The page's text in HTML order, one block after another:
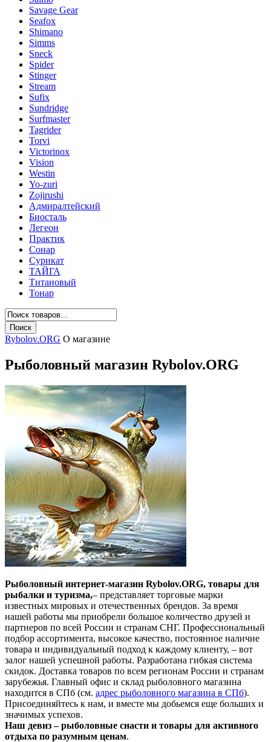
Savage Gear
Seafox
Shimano
Simms
Sneck
Spider
Stinger
Stream
Sufix
Sundridge
Surfmaster
Tagrider
Torvi
Victorinox
Vision
Westin
Yo-zuri
Zojirushi
Адмиралтейский
Биосталь
Легеон
Практик
Сонар
Сурикат
ТАЙГА
Титановый
Тонар
Rybolov.ORG О магазине
Рыболовный магазин Rybolov.ORG
Рыболовный интернет-магазин Rybolov.ORG, товары для
рыбалки и туризма,– представляет торговые марки
известных мировых и отечественных брендов. За время
нашей работы мы приобрели большое количество друзей и
партнеров по всей России и странам СНГ. Профессиональный
подбор ассортимента, высокое качество, постоянное наличие
товара и индивидуальный подход к каждому клиенту, – вот
залог нашей успешной работы. Разработана гибкая система
скидок. Доставка товаров по всем регионам России и странам
зарубежья. Главный офис и склад рыболовного магазина
находится в СПб (см. адрес рыболовного магазина в СПб).
Присоединяйтесь к нам, и вместе мы добьемся еще больших и
значимых успехов.
Наш девиз – рыболовные снасти и товары для активного
отдыха по разумным ценам.